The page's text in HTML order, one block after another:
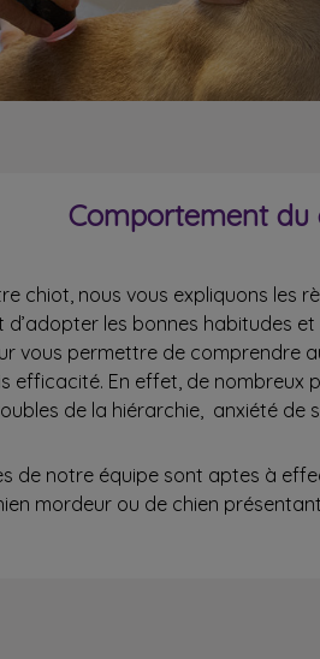
Comportement du
chiot, nous vous expliquons les
les bonnes habitudes
vous permettre de comprendre
efficacité. En effet, de nombreux
de la hiérarchie, anxiété
de notre équipe sont aptes à
mordeur ou de chien